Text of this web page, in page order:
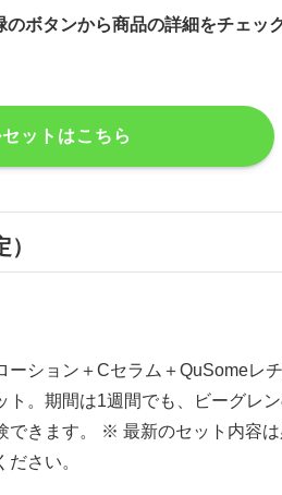
のボタンから商品の詳細をチェッ
ットはこちら
ーション＋Cセラム＋QuSomeレ
ト。期間は1週間でも、ビーグレ
できます。 ※ 最新のセット内容
さい。